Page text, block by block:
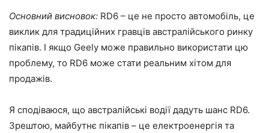
Основний висновок: RD6 – це не просто автомобіль, це
виклик для традиційних гравців австралійського ринку
пікапів. І якщо Geely може правильно використати цю
проблему, то RD6 може стати реальним хітом для
продажів.
Я сподіваюся, що австралійські водії дадуть шанс RD6.
Зрештою, майбутнє пікапів – це електроенергія та